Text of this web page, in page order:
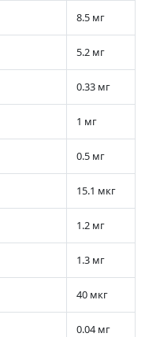
8.5 мг
5.2 мг
0.33 мг
1 мг
0.5 мг
15.1 мкг
1.2 мг
1.3 мг
40 мкг
0.04 мг